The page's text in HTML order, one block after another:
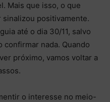
Mais que isso, o que
positivamente.
até o dia 30/11, salvo
confirmar nada. Quando
próximo, vamos voltar a
o interesse no meio-